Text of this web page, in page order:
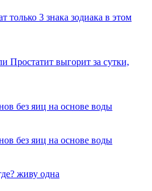
только 3 знака зодиака в этом
Простатит выгорит за сутки,
без яиц на основе воды
без яиц на основе воды
живу одна